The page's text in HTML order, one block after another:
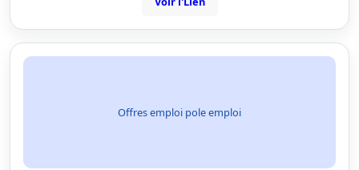
Offres emploi pole emploi